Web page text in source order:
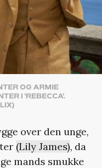
OG ARMIE
I 'REBECCA'.
over den unge,
(Lily James), da
mands smukke